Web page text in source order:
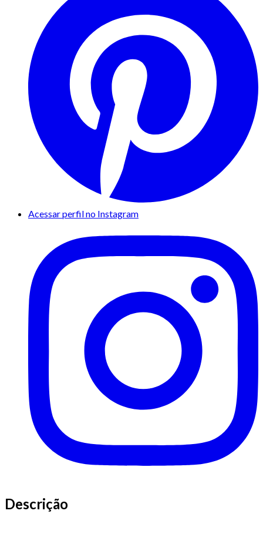
Acessar perfil no Instagram
Descrição